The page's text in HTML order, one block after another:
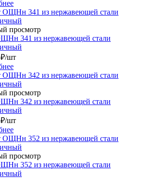
просмотр
341 из нержавеющей стали
₽/шт
просмотр
342 из нержавеющей стали
₽/шт
просмотр
352 из нержавеющей стали